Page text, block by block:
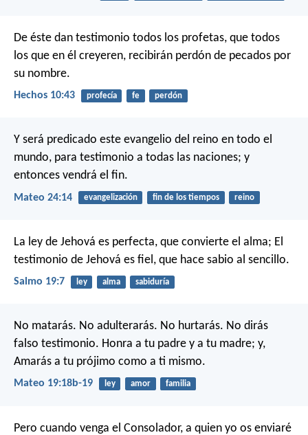
De éste dan testimonio todos los profetas, que todos
los que en él creyeren, recibirán perdón de pecados por
su nombre.
Hechos 10:43 profecía fe perdón
Y será predicado este evangelio del reino en todo el
mundo, para testimonio a todas las naciones; y
entonces vendrá el fin.
Mateo 24:14 evangelización fin de los tiempos reino
La ley de Jehová es perfecta, que convierte el alma; El
testimonio de Jehová es fiel, que hace sabio al sencillo.
Salmo 19:7 ley alma sabiduría
No matarás. No adulterarás. No hurtarás. No dirás
falso testimonio. Honra a tu padre y a tu madre; y,
Amarás a tu prójimo como a ti mismo.
Mateo 19:18b-19 ley amor familia
Pero cuando venga el Consolador, a quien yo os enviaré